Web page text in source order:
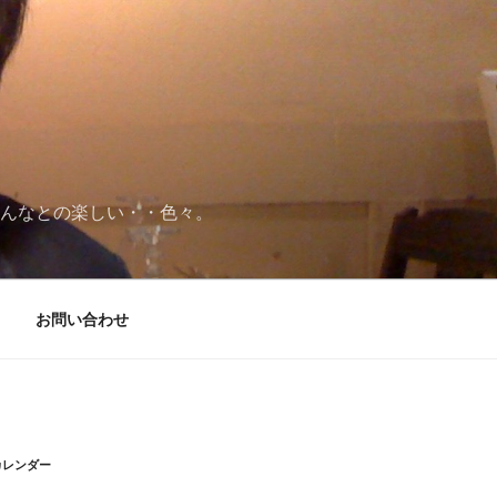
なとの楽しい・・色々。
お問い合わせ
ンダー